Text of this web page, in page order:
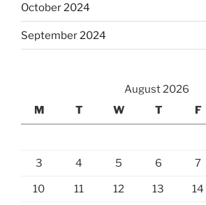
October 2024
September 2024
August 2026
M
T W T F
3 4 5 6 7
10 11 12 13 14